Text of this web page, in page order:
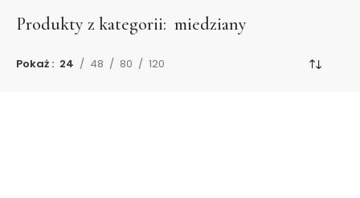
Produkty z kategorii: miedziany
Pokaż 24 48 80 120